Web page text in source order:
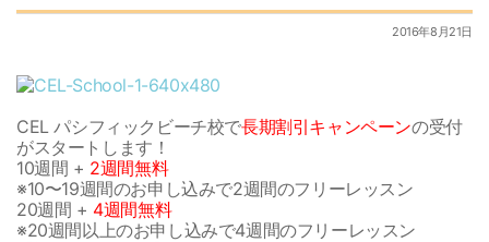
2016年8月21日
CEL パシフィックビーチ校で長期割引キャンペーンの受付
がスタートします！
10週間 + 2週間無料
※10〜19週間のお申し込みで2週間のフリーレッスン
20週間 + 4週間無料
※20週間以上のお申し込みで4週間のフリーレッスン